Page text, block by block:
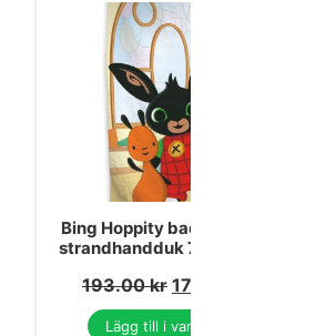
Bing Hoppity badhandduk,
strandhandduk 70x140 cm
193.00kr 174.00
Lägg till i varukorg